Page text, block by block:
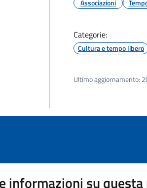
Associazioni
Categorie:
Cultura e tempo libero
Ultimo aggiornamento:
informazioni su questa